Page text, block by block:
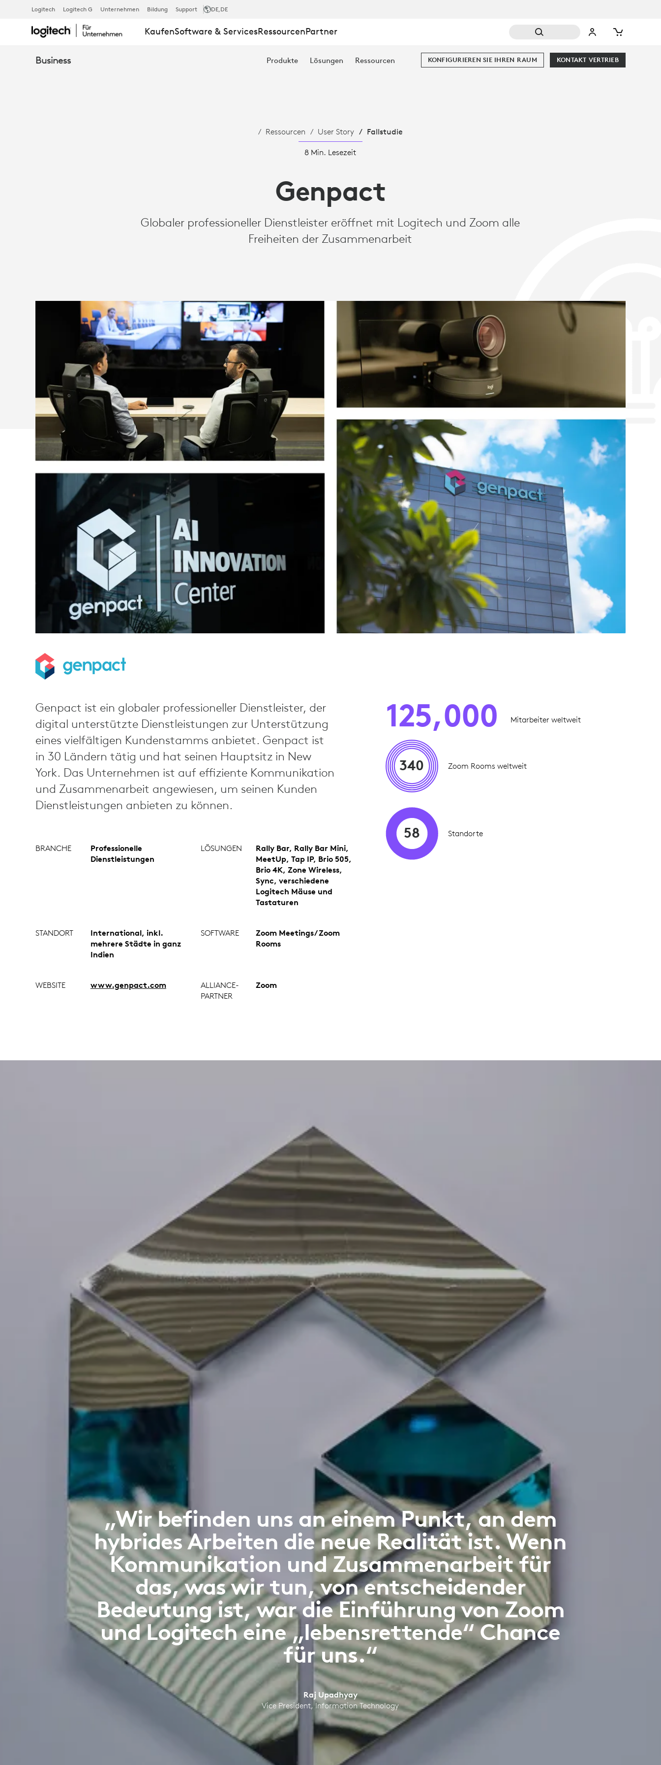
GENPACT
FÜHRT
ZUSAMMENARBEIT
EIN
Logitech Logitech G Unternehmen Bildung Support DE,DE
KaufenSoftware & ServicesRessourcenPartner
Business Produkte Lösungen Ressourcen KONTAKT VERTRIEB
KONFIGURIEREN SIE IHREN RAUM
Ressourcen User Story Fallstudie
8 Min. Lesezeit
Genpact
Globaler professioneller Dienstleister eröffnet mit Logitech und Zoom alle
Freiheiten der Zusammenarbeit
Genpact ist ein globaler professioneller Dienstleister, der
digital unterstützte Dienstleistungen zur Unterstützung
eines vielfältigen Kundenstamms anbietet. Genpact ist
in 30 Ländern tätig und hat seinen Hauptsitz in New
York. Das Unternehmen ist auf effiziente Kommunikation
und Zusammenarbeit angewiesen, um seinen Kunden
Dienstleistungen anbieten zu können.
BRANCHE
Professionelle
Dienstleistungen
LÖSUNGEN
Rally Bar, Rally Bar Mini,
MeetUp, Tap IP, Brio 505,
Brio 4K, Zone Wireless,
Sync, verschiedene
Logitech Mäuse und
Tastaturen
STANDORT
International, inkl.
mehrere Städte in ganz
Indien
SOFTWARE
Zoom Meetings/ Zoom
Rooms
WEBSITE www.genpact.com
ALLIANCE-
PARTNER
Zoom
125,000 Mitarbeiter weltweit
340 Zoom Rooms weltweit
58 Standorte
„Wir befinden uns an einem Punkt, an dem
hybrides Arbeiten die neue Realität ist. Wenn
Kommunikation und Zusammenarbeit für
das, was wir tun, von entscheidender
Bedeutung ist, war die Einführung von Zoom
und Logitech eine „lebensrettende“ Chance
für uns.“
Raj Upadhyay
Vice President, Information Technology